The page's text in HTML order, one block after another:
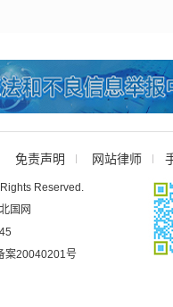
免责声明 网站律师
Reserved.
国网
案20040201号